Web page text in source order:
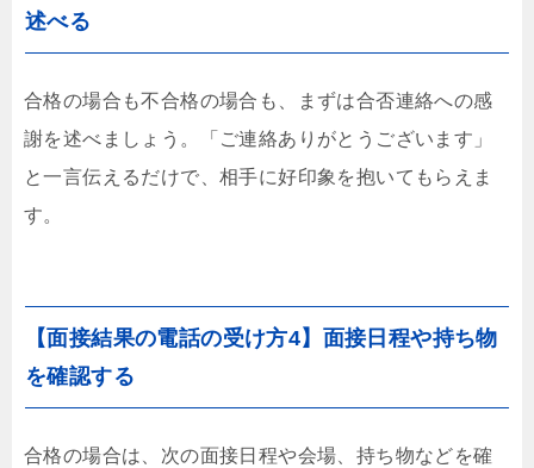
述べる
合格の場合も不合格の場合も、まずは合否連絡への感
謝を述べましょう。「ご連絡ありがとうございます」
と一言伝えるだけで、相手に好印象を抱いてもらえま
す。
【面接結果の電話の受け方4】面接日程や持ち物
を確認する
合格の場合は、次の面接日程や会場、持ち物などを確